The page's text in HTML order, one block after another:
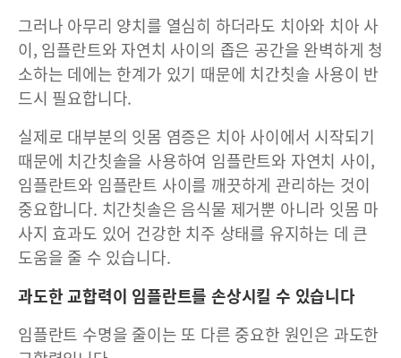
그러나 아무리 양치를 열심히 하더라도 치아와 치아 사
이, 임플란트와 자연치 사이의 좁은 공간을 완벽하게 청
소하는 데에는 한계가 있기 때문에 치간칫솔 사용이 반
드시 필요합니다.
실제로 대부분의 잇몸 염증은 치아 사이에서 시작되기
때문에 치간칫솔을 사용하여 임플란트와 자연치 사이,
임플란트와 임플란트 사이를 깨끗하게 관리하는 것이
중요합니다. 치간칫솔은 음식물 제거뿐 아니라 잇몸 마
사지 효과도 있어 건강한 치주 상태를 유지하는 데 큰
도움을 줄 수 있습니다.
과도한 교합력이 임플란트를 손상시킬 수 있습니다
임플란트 수명을 줄이는 또 다른 중요한 원인은 과도한